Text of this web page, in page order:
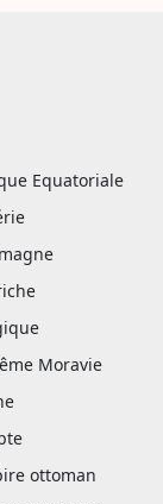
Equatoriale
Moravie
ottoman